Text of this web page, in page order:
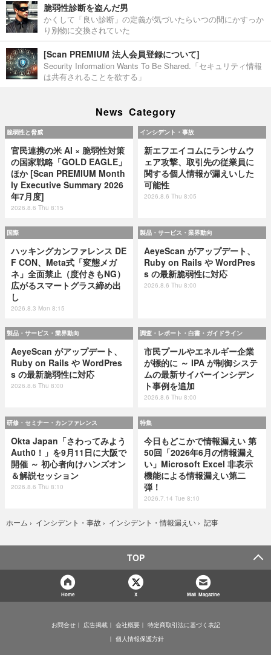
脆弱性診断を盗んだ男
かくして「良い診断」の定義が気づいたらいつの間にかすっか
り別物に交換されていた
[Scan PREMIUM 法人会員登録について]
Security Information Wants To Be Shared.「セキュリティ情報
は共有されることを欲する」
News Category
脆弱性と脅威
官民連携の米 AI × 脆弱性対策
の国家戦略「GOLD EAGLE」
ほか [Scan PREMIUM Month
ly Executive Summary 2026
年7月度]
2026.8.6 Thu 8:15
インシデント・事故
新エフエイコムにランサムウ
ェア攻撃、取引先の従業員に
関する個人情報が漏えいした
可能性
2026.8.6 Thu 8:05
国際
ハッキングカンファレンス DE
F CON、Meta式「変態メガ
ネ」全面禁止（度付きもNG）
広がるスマートグラス締め出
し
2026.8.3 Mon 8:15
製品・サービス・業界動向
AeyeScan がアップデート、
Ruby on Rails や WordPres
s の最新脆弱性に対応
2026.8.6 Thu 8:00
製品・サービス・業界動向
AeyeScan がアップデート、
Ruby on Rails や WordPres
s の最新脆弱性に対応
2026.8.6 Thu 8:00
調査・レポート・白書・ガイドライン
市民プールやエネルギー企業
が標的に ～ IPA が制御システ
ムの最新サイバーインシデン
ト事例を追加
2026.8.6 Thu 8:00
研修・セミナー・カンファレンス
Okta Japan「さわってみよう
Auth0！」を9月11日に大阪で
開催 ～ 初心者向けハンズオン
＆解説セッション
2026.8.6 Thu 8:10
特集
今日もどこかで情報漏えい 第
50回「2026年6月の情報漏え
い」Microsoft Excel 非表示
機能による情報漏えい第二
弾！
2026.7.14 Tue 8:10
ホーム › インシデント・事故 › インシデント・情報漏えい › 記事
TOP
Home X Mail Magazine
お問合せ 広告掲載 会社概要
特定商取引法に基づく表記
個人情報保護方針